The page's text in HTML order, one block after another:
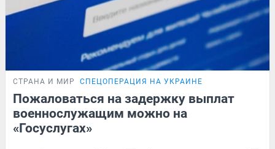
СТРАНА И МИР СПЕЦОПЕРАЦИЯ НА УКРАИНЕ
Пожаловаться на задержку выплат
военнослужащим можно на
«Госуслугах»